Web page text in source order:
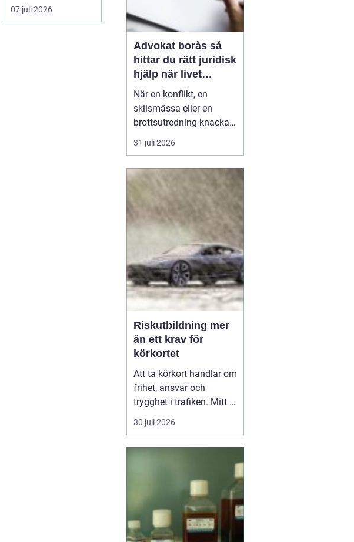
sydkustens klimat
vill hitta ett smar...
07 juli 2026
Advokat borås så
hittar du rätt juridisk
hjälp när livet
krånglar
När en konflikt, en
skilsmässa eller en
brottsutredning knackar
på dörren förändras
vardagen snabbt.
länge med att kontakta
jurist, ofta av oro för
kostnader eller för att de
inte vet vart de ska
vända sig. Samtidigt kan
31 juli 2026
Riskutbildning mer
än ett krav för
körkortet
Att ta körkort handlar om
frihet, ansvar och
trygghet i trafiken. Mitt i
allt detta finns
riskutbildning, som
tanke: att ge blivande
förare en realistisk bild
av r...
30 juli 2026